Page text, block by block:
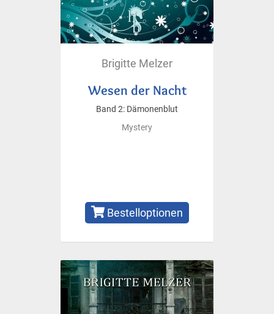
Brigitte Melzer
Wesen der Nacht
Band 2: Dämonenblut
Mystery
Bestelloptionen